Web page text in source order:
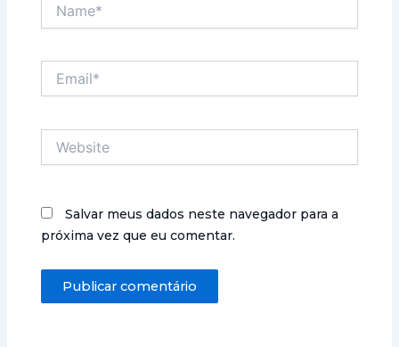
Salvar meus dados neste navegador para a
próxima vez que eu comentar.